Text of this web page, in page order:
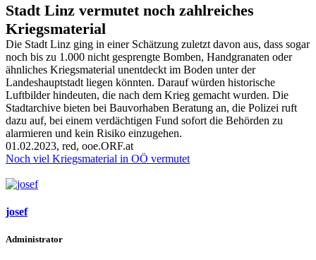
Stadt Linz vermutet noch zahlreiches
Kriegsmaterial
Die Stadt Linz ging in einer Schätzung zuletzt davon aus, dass sogar
noch bis zu 1.000 nicht gesprengte Bomben, Handgranaten oder
ähnliches Kriegsmaterial unentdeckt im Boden unter der
Landeshauptstadt liegen könnten. Darauf würden historische
Luftbilder hindeuten, die nach dem Krieg gemacht wurden. Die
Stadtarchive bieten bei Bauvorhaben Beratung an, die Polizei ruft
dazu auf, bei einem verdächtigen Fund sofort die Behörden zu
alarmieren und kein Risiko einzugehen.
01.02.2023, red, ooe.ORF.at
Noch viel Kriegsmaterial in OÖ vermutet
josef
Administrator